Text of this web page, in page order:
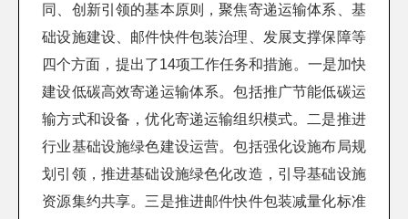
同、创新引领的基本原则，聚焦寄递运输体系、基
础设施建设、邮件快件包装治理、发展支撑保障等
四个方面，提出了14项工作任务和措施。一是加快
建设低碳高效寄递运输体系。包括推广节能低碳运
输方式和设备，优化寄递运输组织模式。二是推进
行业基础设施绿色建设运营。包括强化设施布局规
划引领，推进基础设施绿色化改造，引导基础设施
资源集约共享。三是推进邮件快件包装减量化标准